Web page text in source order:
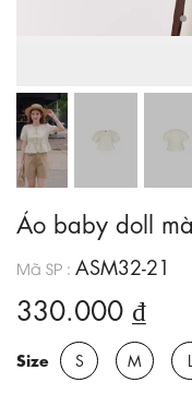
Áo baby doll
Mã SP : ASM32-21
330.000 ₫
Size S M L